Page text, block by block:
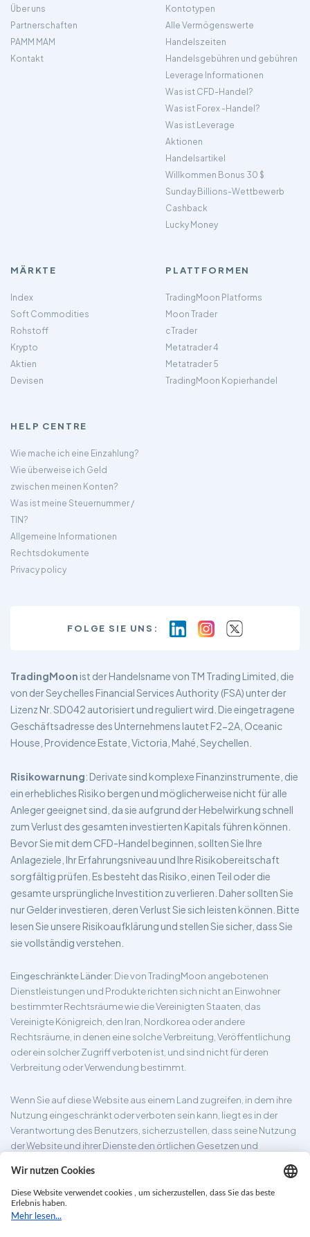
Über uns
Partnerschaften
PAMM MAM
Kontakt
Kontotypen
Alle Vermögenswerte
Handelszeiten
Handelsgebühren und gebühren
Leverage Informationen
Was ist CFD-Handel?
Was ist Forex -Handel?
Was ist Leverage
Aktionen
Handelsartikel
Willkommen Bonus 30 $
Sunday Billions-Wettbewerb
Cashback
Lucky Money
MÄRKTE
Index
Soft Commodities
Rohstoff
Krypto
Aktien
Devisen
PLATTFORMEN
TradingMoon Platforms
Moon Trader
cTrader
Metatrader 4
Metatrader 5
TradingMoon Kopierhandel
HELP CENTRE
Wie mache ich eine Einzahlung?
Wie überweise ich Geld
zwischen meinen Konten?
Was ist meine Steuernummer /
TIN?
Allgemeine Informationen
Rechtsdokumente
Privacy policy
FOLGE SIE UNS:
TradingMoon ist der Handelsname von TM Trading Limited, die
von der Seychelles Financial Services Authority (FSA) unter der
Lizenz Nr. SD042 autorisiert und reguliert wird. Die eingetragene
Geschäftsadresse des Unternehmens lautet F2-2A, Oceanic
House, Providence Estate, Victoria, Mahé, Seychellen.
Risikowarnung: Derivate sind komplexe Finanzinstrumente, die
ein erhebliches Risiko bergen und möglicherweise nicht für alle
Anleger geeignet sind, da sie aufgrund der Hebelwirkung schnell
zum Verlust des gesamten investierten Kapitals führen können.
Bevor Sie mit dem CFD-Handel beginnen, sollten Sie Ihre
Anlageziele, Ihr Erfahrungsniveau und Ihre Risikobereitschaft
sorgfältig prüfen. Es besteht das Risiko, einen Teil oder die
gesamte ursprüngliche Investition zu verlieren. Daher sollten Sie
nur Gelder investieren, deren Verlust Sie sich leisten können. Bitte
lesen Sie unsere Risikoaufklärung und stellen Sie sicher, dass Sie
sie vollständig verstehen.
Eingeschränkte Länder: Die von TradingMoon angebotenen
Dienstleistungen und Produkte richten sich nicht an Einwohner
bestimmter Rechtsräume wie die Vereinigten Staaten, das
Vereinigte Königreich, den Iran, Nordkorea oder andere
Rechtsräume, in denen eine solche Verbreitung, Veröffentlichung
oder ein solcher Zugriff verboten ist, und sind nicht für deren
Verbreitung oder Verwendung bestimmt.
Wenn Sie auf diese Website aus einem Land zugreifen, in dem ihre
Nutzung eingeschränkt oder verboten sein kann, liegt es in der
Verantwortung des Benutzers, sicherzustellen, dass seine Nutzung
der Website und ihrer Dienste den örtlichen Gesetzen und
seiner Website bereitgestellten Informationen für alle
Rechtsgebiete geeignet sind.